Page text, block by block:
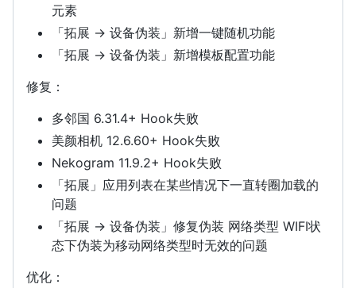
元素
「拓展 -> 设备伪装」新增一键随机功能
「拓展 -> 设备伪装」新增模板配置功能
修复：
多邻国 6.31.4+ Hook失败
美颜相机 12.6.60+ Hook失败
Nekogram 11.9.2+ Hook失败
「拓展」应用列表在某些情况下一直转圈加载的
问题
「拓展 -> 设备伪装」修复伪装 网络类型 WIFI状
态下伪装为移动网络类型时无效的问题
优化：